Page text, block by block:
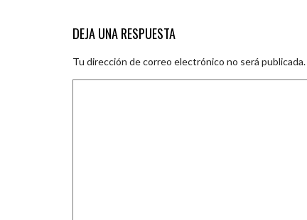
DEJA UNA RESPUESTA
Tu dirección de correo electrónico no será publicada.